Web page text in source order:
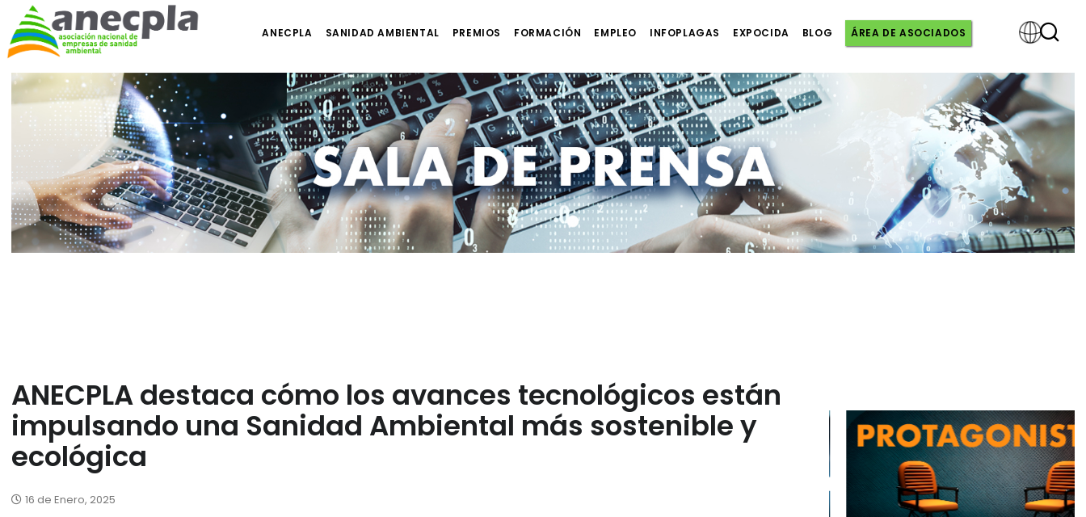
Powered
by
ANECPLA SANIDAD AMBIENTAL PREMIOS FORMACIÓN EMPLEO INFOPLAGAS EXPOCIDA BLOG ÁREA DE ASOCIADOS
ANECPLA destaca cómo los avances tecnológicos están
impulsando una Sanidad Ambiental más sostenible y
ecológica
16 de Enero, 2025